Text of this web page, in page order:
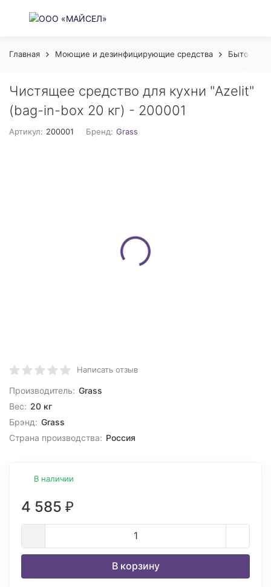
Главная Моющие и дезинфицирующие средства Бытовая
Чистящее средство для кухни "Azelit"
(bag-in-box 20 кг) - 200001
Артикул: 200001 Бренд: Grass
Написать отзыв
Производитель: Grass
Вес: 20 кг
Брэнд: Grass
Страна производства: Россия
В наличии
4 585 ₽
В корзину